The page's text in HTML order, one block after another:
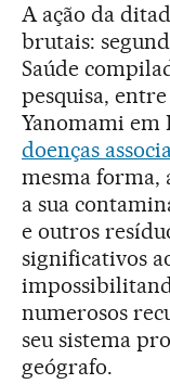
A ação da
brutais:
Saúde
pesquisa, entre
Yanomami
doenças
mesma forma,
a sua
e outros
significativos
numerosos
seu sistema
geógrafo.